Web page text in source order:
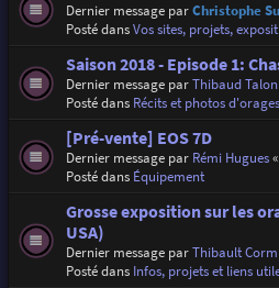
Dernier message parChristophe
Posté dansVos sites, projets,
Saison 2018 - Episode 1:
Dernier message parThibaud Talon
Posté dans Récits et photos d'orages
[Pré-vente] EOS 7D
Dernier message par Rémi Hugues«
Posté dans Équipement
Grosse exposition sur les
USA)
Dernier message parThibault
Posté dans Infos, projets et liens